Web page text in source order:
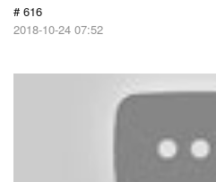
# 616
2018-10-24 07:52